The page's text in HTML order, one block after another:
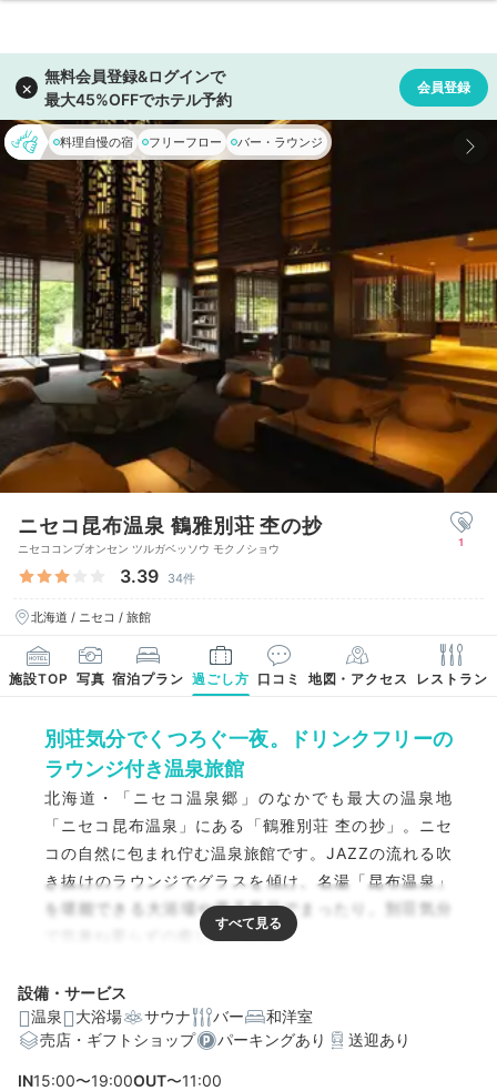
料理自慢の宿 フリーフロー バー・ラウンジ
ニセコ昆布温泉 鶴雅別荘 杢の抄
ニセココンブオンセン ツルガベッソウ モクノショウ
3.39 34件
北海道 / ニセコ / 旅館
1
施設TOP 写真 宿泊プラン 過ごし方 口コミ 地図・アクセス レストラン
別荘気分でくつろぐ一夜。ドリンクフリーの
ラウンジ付き温泉旅館
北海道・「ニセコ温泉郷」のなかでも最大の温泉地
「ニセコ昆布温泉」にある「鶴雅別荘 杢の抄」。ニセ
コの自然に包まれ佇む温泉旅館です。JAZZの流れる吹
き抜けのラウンジでグラスを傾け、名湯「昆布温泉」
を堪能できる大浴場や露天風呂でまったり。別荘気分
で気兼ね要らずの癒しの一夜を。
編集部おすすめの３つのポイント
設備・サービス
温泉
大浴場 サウナ バー
和洋室
売店・ギフトショップ
パーキングあり 送迎あり
IN15:00〜19:00OUT〜11:00